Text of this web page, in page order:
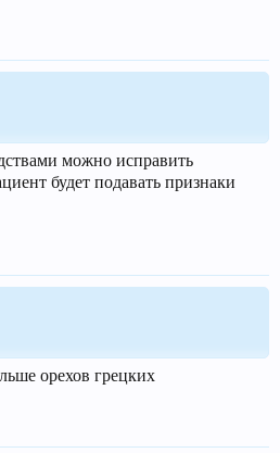
можно исправить
будет подавать признаки
орехов грецких